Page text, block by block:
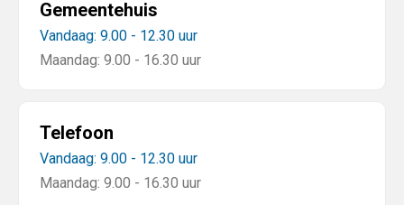
Gemeentehuis
Vandaag: 9.00 - 12.30 uur
Maandag: 9.00 - 16.30 uur
Telefoon
Vandaag: 9.00 - 12.30 uur
Maandag: 9.00 - 16.30 uur